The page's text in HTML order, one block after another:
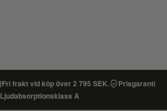
Fri frakt vid köp över 2 795 SEK.
Prisgaranti
Ljudabsorptionsklass A